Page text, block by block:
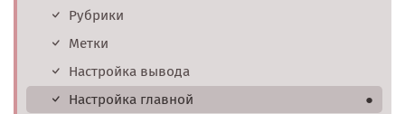
Рубрики
Метки
Настройка вывода
Настройка главной
●